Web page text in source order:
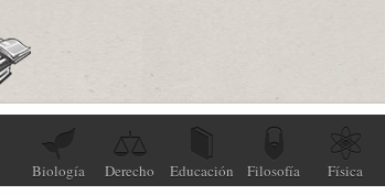
Biología Derecho Educación Filosofía Física